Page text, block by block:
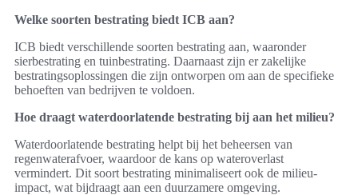
Welke soorten bestrating biedt ICB aan?
ICB biedt verschillende soorten bestrating aan, waaronder
sierbestrating en tuinbestrating. Daarnaast zijn er zakelijke
bestratingsoplossingen die zijn ontworpen om aan de specifieke
behoeften van bedrijven te voldoen.
Hoe draagt waterdoorlatende bestrating bij aan het milieu?
Waterdoorlatende bestrating helpt bij het beheersen van
regenwaterafvoer, waardoor de kans op wateroverlast
vermindert. Dit soort bestrating minimaliseert ook de milieu-
impact, wat bijdraagt aan een duurzamere omgeving.